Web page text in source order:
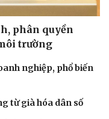
phân quyền
trường
nghiệp, phổ biến
từ già hóa dân số